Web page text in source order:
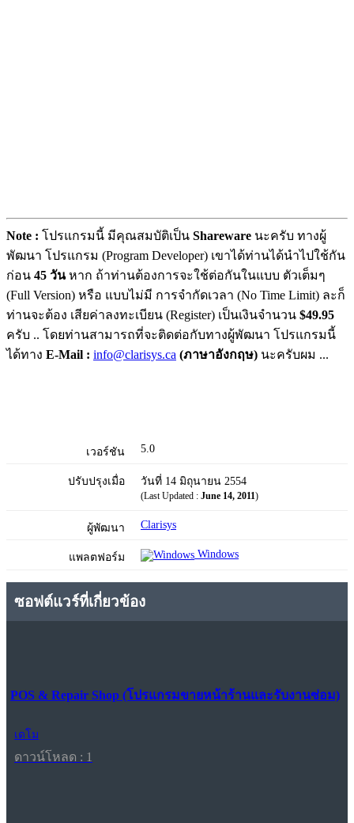
Note : โปรแกรมนี้ มีคุณสมบัติเป็น Shareware นะครับ ทางผู้
พัฒนา โปรแกรม (Program Developer) เขาได้ท่านได้นำไปใช้กัน
ก่อน 45 วันหาก ถ้าท่านต้องการจะใช้ต่อกันในแบบ ตัวเต็มๆ
(Full Version) หรือ แบบไม่มี การจำกัดเวลา (No Time Limit) ละก็
ท่านจะต้อง เสียค่าลงทะเบียน (Register) เป็นเงินจำนวน $49.95
ครับ .. โดยท่านสามารถที่จะติดต่อกับทางผู้พัฒนา โปรแกรมนี้
ได้ทาง E-Mail : info@clarisys.ca (ภาษาอังกฤษ) นะครับผม ...
เวอร์ชัน 5.0
ปรับปรุงเมื่อ วันที่ 14 มิถุนายน 2554
(Last Updated : June 14, 2011)
ผู้พัฒนา Clarisys
แพลตฟอร์ม Windows
ซอฟต์แวร์ที่เกี่ยวข้อง
POS & Repair Shop (โปรแกรมขายหน้าร้านและรับงานซ่อม)
เดโม
ดาวน์โหลด : 1